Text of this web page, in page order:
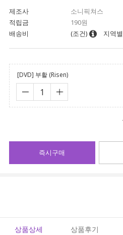
제조사
소니픽쳐스
적립금
190원
배송비
(조건) 지역별
[DVD] 부활 (Risen)
즉시구매
상품상세 상품후기